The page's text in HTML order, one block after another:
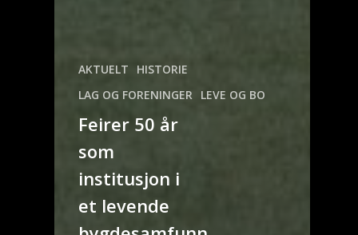
AKTUELT
HISTORIE
LAG OG FORENINGER
LEVE OG BO
Feirer 50 år
som
institusjon i
et levende